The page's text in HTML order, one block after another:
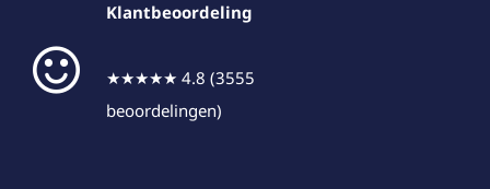
Klantbeoordeling
★★★★★ 4.8 (3555
beoordelingen)